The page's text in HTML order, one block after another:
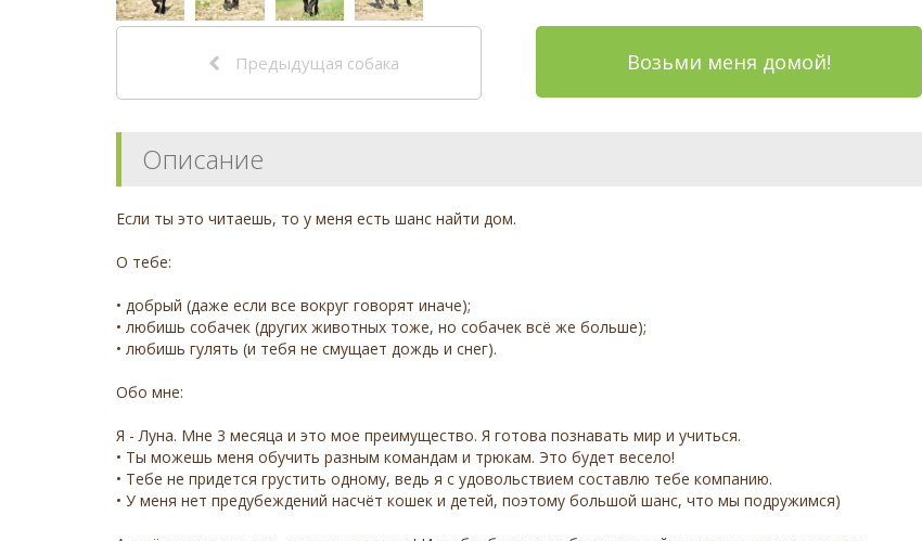
Предыдущая собака Возьми меня домой!
Описание
Если ты это читаешь, то у меня есть шанс найти дом.
О тебе:
• добрый (даже если все вокруг говорят иначе);
• любишь собачек (других животных тоже, но собачек всё же больше);
• любишь гулять (и тебя не смущает дождь и снег).
Обо мне:
Я - Луна. Мне 3 месяца и это мое преимущество. Я готова познавать мир и учиться.
• Ты можешь меня обучить разным командам и трюкам. Это будет весело!
• Тебе не придется грустить одному, ведь я с удовольствием составлю тебе компанию.
• У меня нет предубеждений насчёт кошек и детей, поэтому большой шанс, что мы подружимся)